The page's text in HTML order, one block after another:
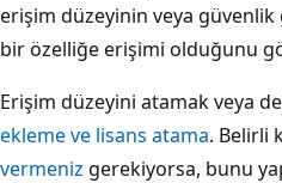
erişim düzeyinin veya
bir özelliğe erişimi olduğunu
Erişim düzeyini atamak veya
ekleme ve lisans atama. Belirli
vermeniz gerekiyorsa, bunu